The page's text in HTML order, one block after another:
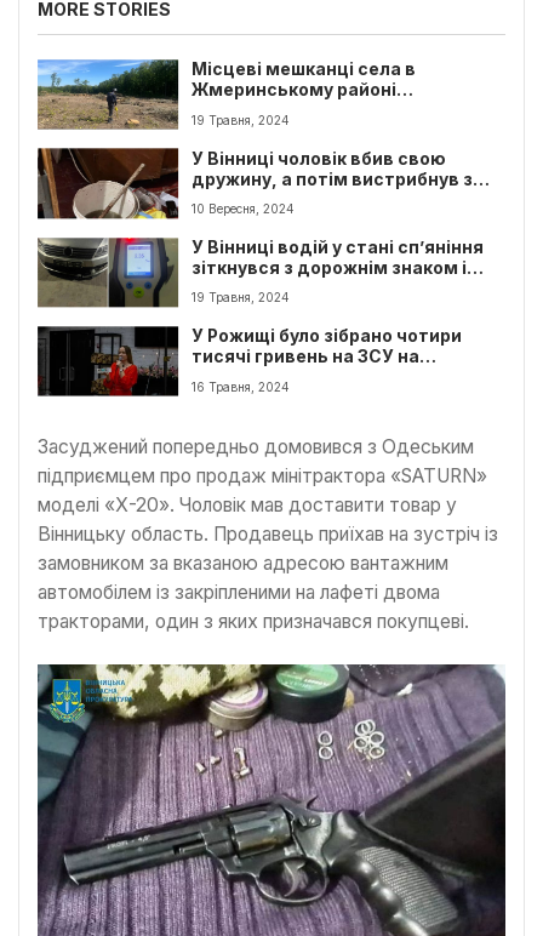
MORE STORIES
Місцеві мешканці села в
Жмеринському районі
повідомили рятувальникам про
знахідку снаряда
19 Травня, 2024
У Вінниці чоловік вбив свою
дружину, а потім вистрибнув з
вікна
10 Вересня, 2024
У Вінниці водій у стані сп’яніння
зіткнувся з дорожнім знаком і
після цього втік з місця події
19 Травня, 2024
У Рожищі було зібрано чотири
тисячі гривень на ЗСУ на
благодійному вечорі.
16 Травня, 2024
Засуджений попередньо домовився з Одеським
підприємцем про продаж мінітрактора «SATURN»
моделі «Х-20». Чоловік мав доставити товар у
Вінницьку область. Продавець приїхав на зустріч із
замовником за вказаною адресою вантажним
автомобілем із закріпленими на лафеті двома
тракторами, один з яких призначався покупцеві.